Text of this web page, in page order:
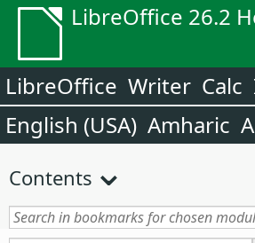
LibreOffice 26.2
LibreOffice Writer Calc
English (USA) Amharic
Contents